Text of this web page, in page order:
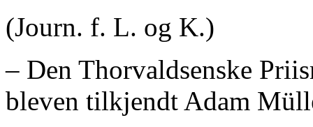
(Journ. f. L. og K.)
‒ Den Thorvaldsenske
bleven tilkjendt Adam